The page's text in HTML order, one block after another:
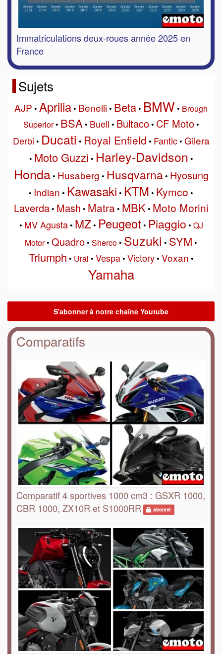
Immatriculations deux-roues année 2025 en
France
Sujets
AJP • Aprilia• Benelli• Beta• BMW • Brough
Superior• BSA• Buell • Bultaco• CF Moto•
Derbi • Ducati • Royal Enfield • Fantic• Gilera
• Moto Guzzi • Harley-Davidson •
Honda• Husaberg • Husqvarna• Hyosung
• Indian • Kawasaki • KTM • Kymco •
Laverda• Mash • Matra• MBK• Moto Morini
• MV Agusta• MZ• Peugeot • Piaggio • QJ
Motor• Quadro• Sherco• Suzuki • SYM •
Triumph • Ural • Vespa• Victory• Voxan •
Yamaha
Comparatifs
Comparatif 4 sportives 1000 cm3 : GSXR 1000,
CBR 1000, ZX10R et S1000RR
abonné